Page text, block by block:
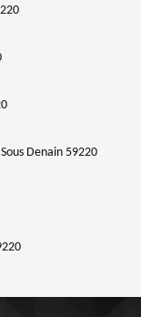
Denain 59220